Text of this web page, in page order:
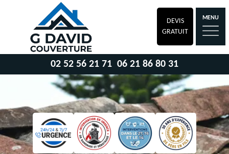
DEVIS
GRATUIT
MENU
02 52 56 21 71 06 21 86 80 31